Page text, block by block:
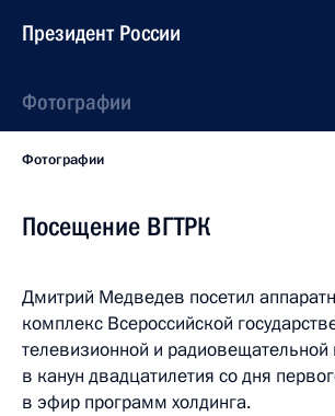
Президент России
Фотографии
Фотографии
Посещение ВГТРК
Дмитрий Медведев посетил
комплекс Всероссийской
телевизионной и
в канун двадцатилетия со дня
в эфир программ холдинга.